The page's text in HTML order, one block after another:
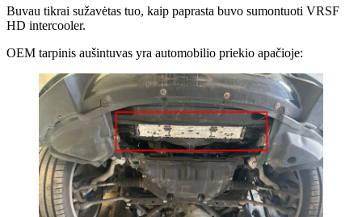
Buvau tikrai sužavėtas tuo, kaip paprasta buvo sumontuoti VRSF
HD intercooler.
OEM tarpinis aušintuvas yra automobilio priekio apačioje: